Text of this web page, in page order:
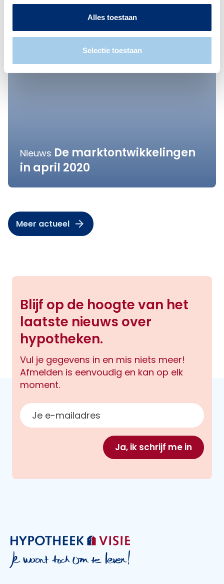
Alles toestaan
Selectie toestaan
Nieuws De marktontwikkelingen
in april 2020
Meer actueel
Blijf op de hoogte van het
laatste nieuws over
hypotheken.
Vul je gegevens in en mis niets meer!
Afmelden is eenvoudig en kan op elk
moment.
E-mailadres
Ja, ik schrijf me in